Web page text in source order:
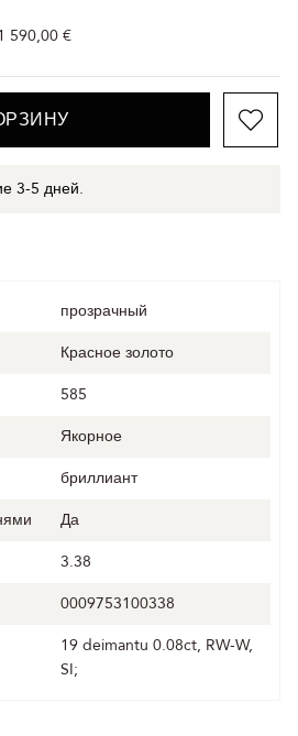
590,00 €
3-5 дней.
прозрачный
Красное золото
585
Якорное
бриллиант
Да
3.38
0009753100338
19 deimantu 0.08ct, RW-W,
SI;